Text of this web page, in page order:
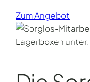
Zum Angebot